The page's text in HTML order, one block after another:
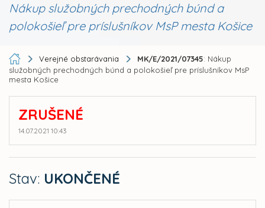
Nákup služobných prechodných búnd a
polokošieľ pre príslušníkov MsP mesta Košice
Verejné obstarávania MK/E/2021/07345: Nákup
služobných prechodných búnd a polokošieľ pre príslušníkov MsP
mesta Košice
ZRUŠENÉ
14.07.2021 10:43
Stav: UKONČENÉ